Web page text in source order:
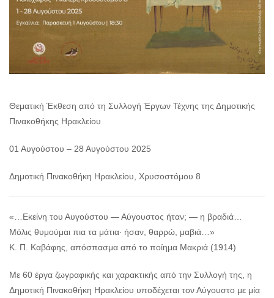
Θεματική Έκθεση από τη Συλλογή Έργων Τέχνης της Δημοτικής
Πινακοθήκης Ηρακλείου
01 Αυγούστου – 28 Αυγούστου 2025
Δημοτική Πινακοθήκη Ηρακλείου, Χρυσοστόμου 8
«…Εκείνη του Αυγούστου — Αύγουστος ήταν; — η βραδιά…
Μόλις θυμούμαι πια τα μάτια· ήσαν, θαρρώ, μαβιά…»
Κ. Π. Καβάφης, απόσπασμα από το ποίημα Μακριά (1914)
Με 60 έργα ζωγραφικής και χαρακτικής από την Συλλογή της, η
Δημοτική Πινακοθήκη Ηρακλείου υποδέχεται τον Αύγουστο με μία